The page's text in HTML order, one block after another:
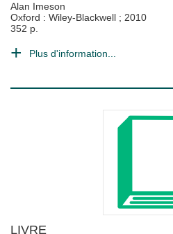
Alan Imeson
Oxford : Wiley-Blackwell ; 2010
352 p.
Plus d'information...
LIVRE